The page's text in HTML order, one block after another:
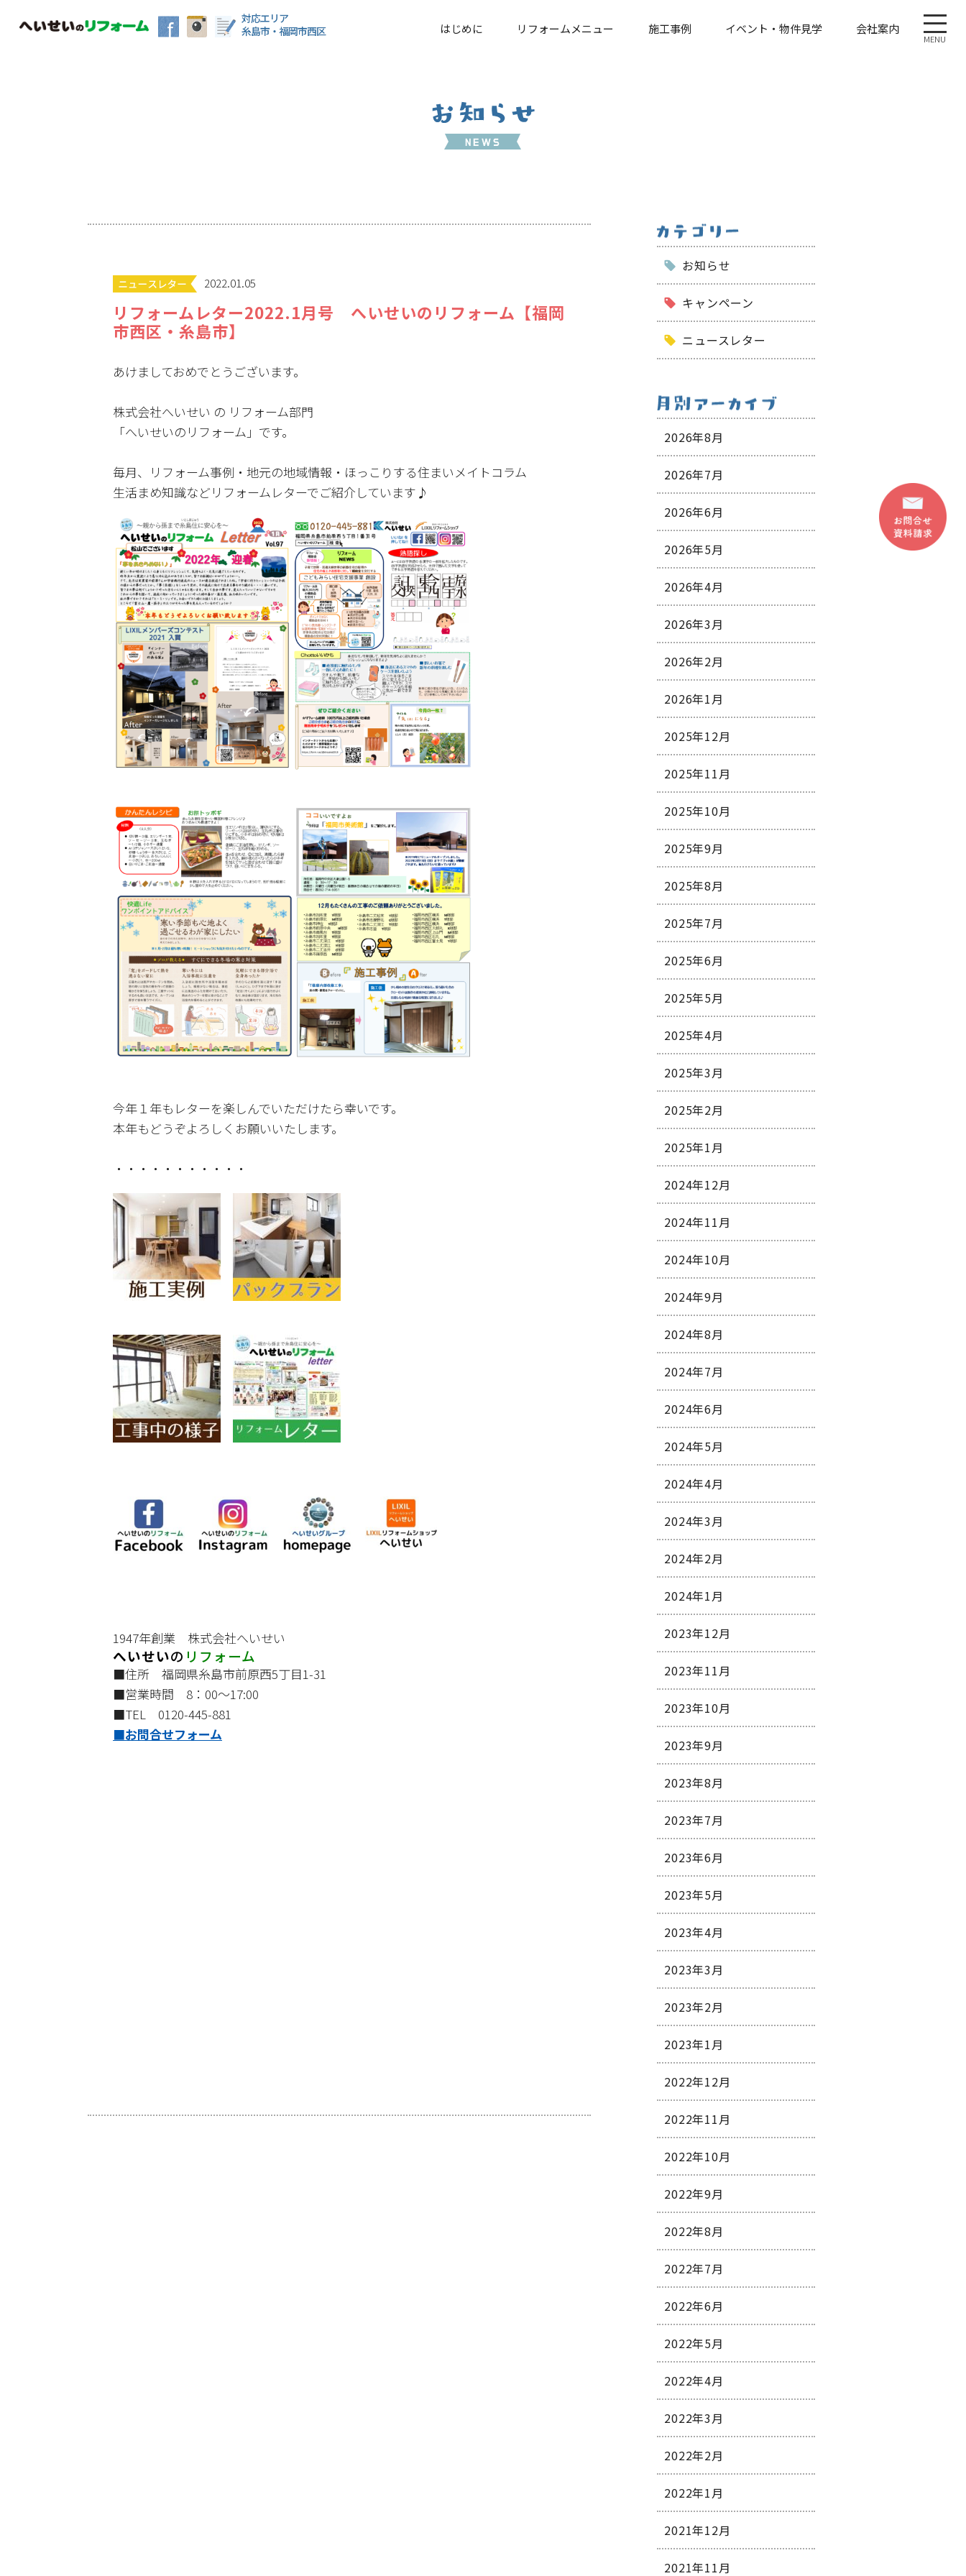
対応エリア
糸島市・福岡市西区
MENU
はじめに リフォームメニュー 施工事例 イベント・物件見学 会社案内
2022.01.05
リフォームレター2022.1月号 へいせいのリフォーム【福岡
市西区・糸島市】
あけましておめでとうございます。
株式会社へいせい の リフォーム部門
「へいせいのリフォーム」です。
毎月、リフォーム事例・地元の地域情報・ほっこりする住まいメイトコラム
生活まめ知識などリフォームレターでご紹介しています♪
今年１年もレターを楽しんでいただけたら幸いです。
本年もどうぞよろしくお願いいたします。
・・・・・・・・・・・
1947年創業 株式会社へいせい
へいせいの リフォーム
■住所 福岡県糸島市前原西5丁目1-31
■営業時間 8：00～17:00
■TEL 0120-445-881
■お問合せフォーム
お知らせ
キャンペーン
ニュースレター
2026年8月
2026年7月
2026年6月
2026年5月
2026年4月
2026年3月
2026年2月
2026年1月
2025年12月
2025年11月
2025年10月
2025年9月
2025年8月
2025年7月
2025年6月
2025年5月
2025年4月
2025年3月
2025年2月
2025年1月
2024年12月
2024年11月
2024年10月
2024年9月
2024年8月
2024年7月
2024年6月
2024年5月
2024年4月
2024年3月
2024年2月
2024年1月
2023年12月
2023年11月
2023年10月
2023年9月
2023年8月
2023年7月
2023年6月
2023年5月
2023年4月
2023年3月
2023年2月
2023年1月
2022年12月
2022年11月
2022年10月
2022年9月
2022年8月
2022年7月
2022年6月
2022年5月
2022年4月
2022年3月
2022年2月
2022年1月
2021年12月
2021年11月